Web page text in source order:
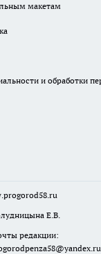
макетам
и обработки
Е.В.
редакции: